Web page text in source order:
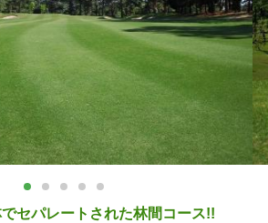
セパレートされた林間コース!!